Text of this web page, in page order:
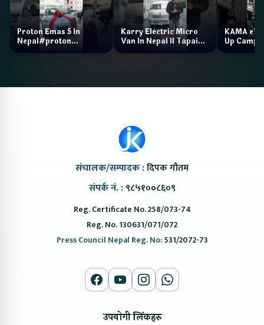
Proton Emas 5 In
Nepal#proton
#protonemas5#protonnepal#evcarnepal
Karry Electric Micro
Van In Nepal II Tapaiko
Bazar II Jankari
KAMA eV
Up Camp
संचालक/सम्पादक :दिपक गौतम
संपर्क नं. : ९८५१००८६०९
Reg. Certificate No. 258/073-74
Reg. No. 130631/071/072
Press Council Nepal Reg. No:531/2072-73
उपयोगी लिंकहरु